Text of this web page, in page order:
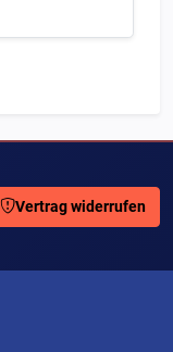
Vertrag widerrufen